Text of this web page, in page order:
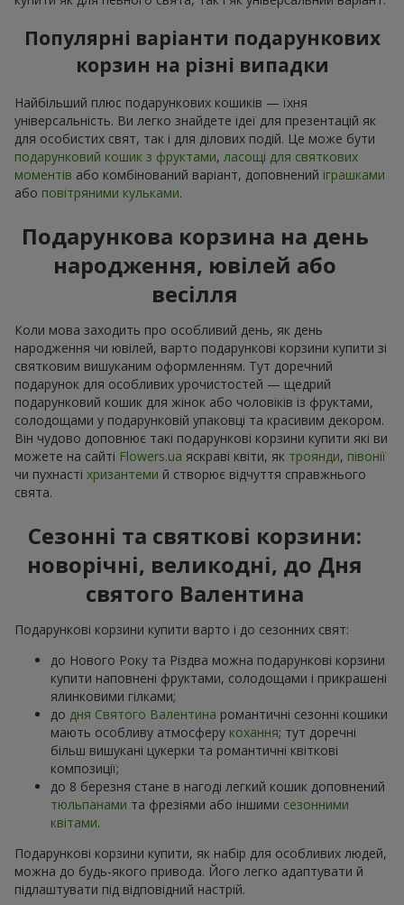
Популярні варіанти подарункових
корзин на різні випадки
Найбільший плюс подарункових кошиків — їхня
універсальність. Ви легко знайдете ідеї для презентацій як
для особистих свят, так і для ділових подій. Це може бути
подарунковий кошик з фруктами, ласощі для святкових
моментів або комбінований варіант, доповнений іграшками
або повітряними кульками.
Подарункова корзина на день
народження, ювілей або
весілля
Коли мова заходить про особливий день, як день
народження чи ювілей, варто подарункові корзини купити зі
святковим вишуканим оформленням. Тут доречний
подарунок для особливих урочистостей — щедрий
подарунковий кошик для жінок або чоловіків із фруктами,
солодощами у подарунковій упаковці та красивим декором.
Він чудово доповнює такі подарункові корзини купити які ви
можете на сайті Flowers.ua яскраві квіти, як троянди, півонії
чи пухнасті хризантеми й створює відчуття справжнього
свята.
Сезонні та святкові корзини:
новорічні, великодні, до Дня
святого Валентина
Подарункові корзини купити варто і до сезонних свят:
до Нового Року та Різдва можна подарункові корзини
купити наповнені фруктами, солодощами і прикрашені
ялинковими гілками;
до дня Святого Валентина романтичні сезонні кошики
мають особливу атмосферу кохання; тут доречні
більш вишукані цукерки та романтичні квіткові
композиції;
до 8 березня стане в нагоді легкий кошик доповнений
тюльпанами та фрезіями або іншими сезонними
квітами.
Подарункові корзини купити, як набір для особливих людей,
можна до будь-якого привода. Його легко адаптувати й
підлаштувати під відповідний настрій.